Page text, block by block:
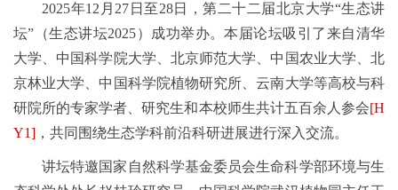
2025年12月27日至28日，第二十二届北京大学“生态讲
坛”（生态讲坛2025）成功举办。本届论坛吸引了来自清华
大学、中国科学院大学、北京师范大学、中国农业大学、北
京林业大学、中国科学院植物研究所、云南大学等高校与科
研院所的专家学者、研究生和本校师生共计五百余人参会[H
Y1] ，共同围绕生态学科前沿科研进展进行深入交流。
讲坛特邀国家自然科学基金委员会生命科学部环境与生